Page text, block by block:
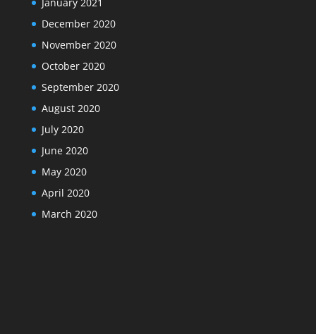
December 2020
November 2020
October 2020
September 2020
August 2020
July 2020
June 2020
May 2020
April 2020
March 2020